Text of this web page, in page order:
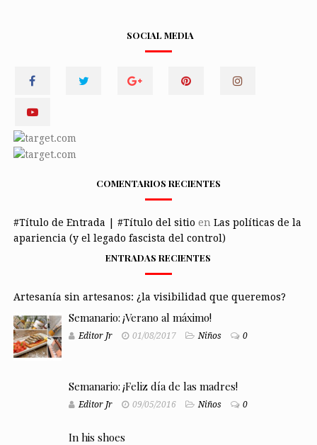
SOCIAL MEDIA
COMENTARIOS RECIENTES
#Título de Entrada | #Título del sitio en Las políticas de la
apariencia (y el legado fascista del control)
ENTRADAS RECIENTES
Artesanía sin artesanos: ¿la visibilidad que queremos?
Semanario: ¡Verano al máximo!
Editor Jr 01/08/2017 Niños 0
Semanario: ¡Feliz día de las madres!
Editor Jr 09/05/2016 Niños 0
In his shoes